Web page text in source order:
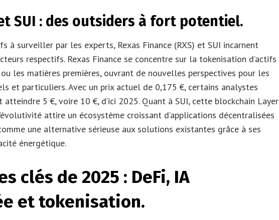
SUI : des outsiders à fort potentiel.
à surveiller par les experts, Rexas Finance (RXS) et SUI incarnent
respectifs. Rexas Finance se concentre sur la tokenisation d’actifs
les matières premières, ouvrant de nouvelles perspectives pour les
et particuliers. Avec un prix actuel de 0,175 €, certains analystes
atteindre 5 €, voire 10 €, d’ici 2025. Quant à SUI, cette blockchain Layer
attire un écosystème croissant d’applications décentralisées
une alternative sérieuse aux solutions existantes grâce à ses
énergétique.
clés de 2025 : DeFi, IA
et tokenisation.